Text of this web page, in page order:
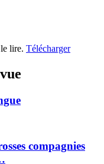
lire. Télécharger
compagnies